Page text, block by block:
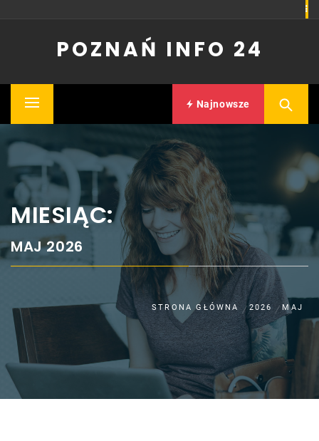
POZNAŃ INFO 24
Primary
Najnowsze
MIESIĄC:
MAJ 2026
STRONA GŁÓWNA 2026 MAJ